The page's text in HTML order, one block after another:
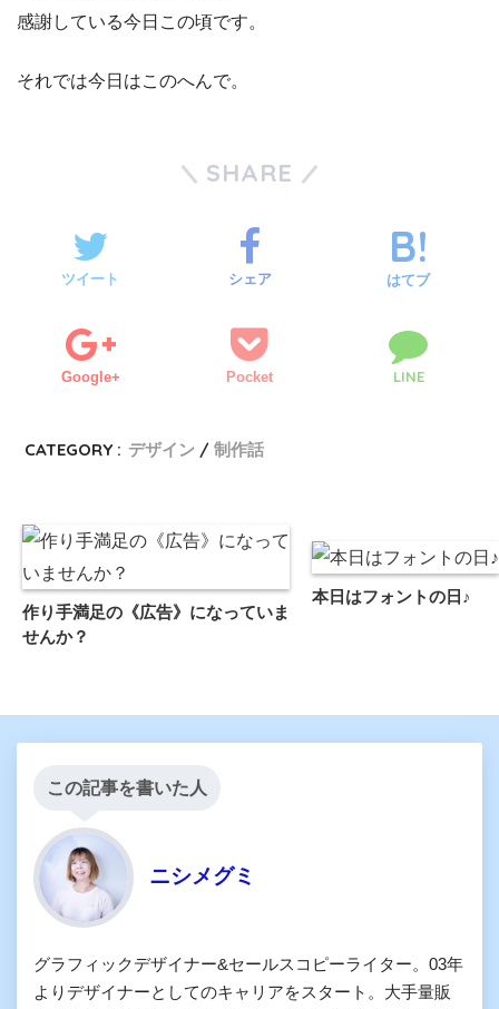
感謝している今日この頃です。
それでは今日はこのへんで。
SHARE
ツイート シェア はてブ
Google+ Pocket LINE
CATEGORY : デザイン 制作話
作り手満足の《広告》になっていま
せんか？
本日はフォントの日♪
この記事を書いた人
ニシメグミ
グラフィックデザイナー&セールスコピーライター。03年
よりデザイナーとしてのキャリアをスタート。大手量販